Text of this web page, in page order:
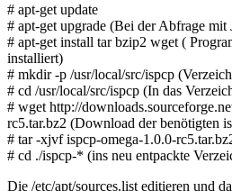
# apt-get update
# apt-get upgrade (Bei der Abfrage mit
# apt-get install tar bzip2 wget (
installiert)
# mkdir -p /usr/local/src/ispcp
# cd /usr/local/src/ispcp (In das
# wget http://
rc5.tar.bz2 (Download der benötigten
# tar -xjvf ispcp-omega-1.0.0-
# cd ./ispcp-* (ins neu entpackte
Die /etc/apt/sources.list editieren und